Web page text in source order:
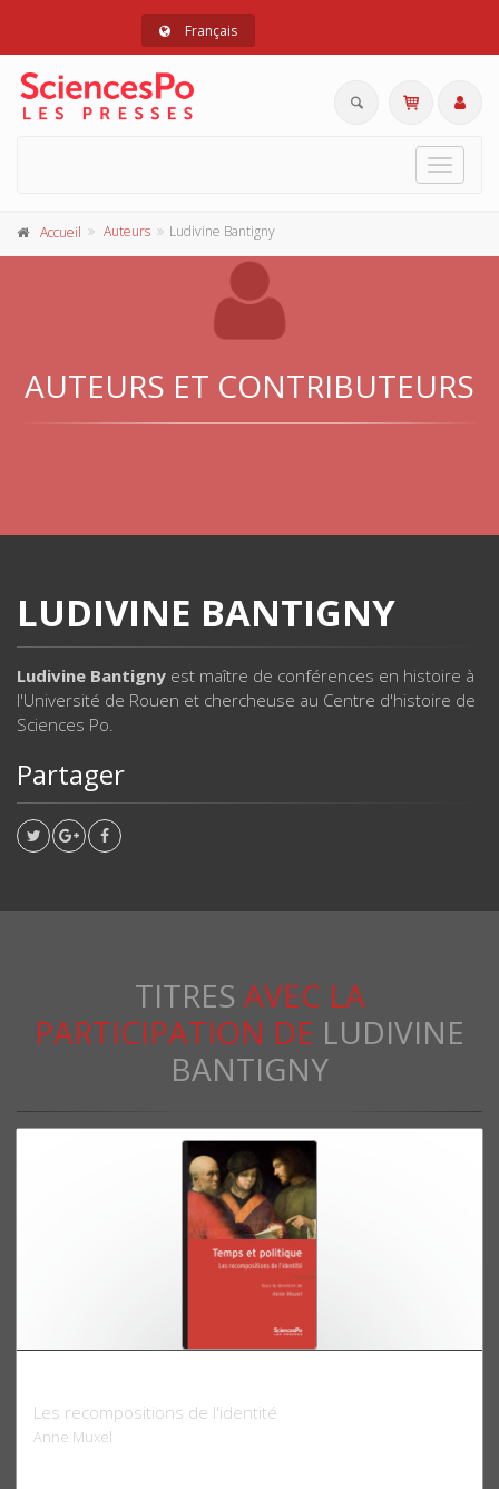
Français
Toggle
Accueil Auteurs Ludivine Bantigny
AUTEURS ET CONTRIBUTEURS
LUDIVINE BANTIGNY
Ludivine Bantigny est maître de conférences en histoire à
l'Université de Rouen et chercheuse au Centre d'histoire de
Sciences Po.
Partager
TITRES AVEC LA
PARTICIPATION DE LUDIVINE
BANTIGNY
Les recompositions de l'identité
Anne Muxel